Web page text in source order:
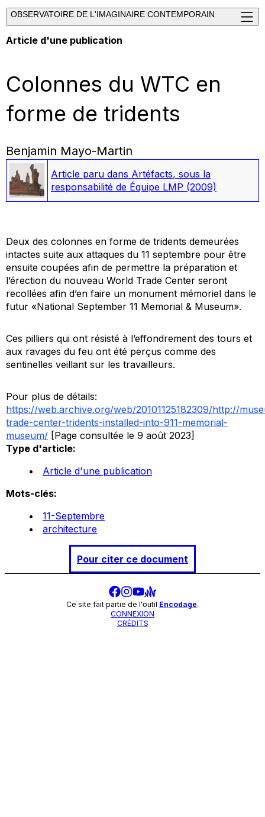
OBSERVATOIRE DE L'IMAGINAIRE CONTEMPORAIN
Article d'une publication
Colonnes du WTC en
forme de tridents
Benjamin Mayo-Martin
Article paru dans Artéfacts, sous la
responsabilité de Équipe LMP (2009)
Deux des colonnes en forme de tridents demeurées
intactes suite aux attaques du 11 septembre pour être
ensuite coupées afin de permettre la préparation et
l’érection du nouveau World Trade Center seront
recollées afin d’en faire un monument mémoriel dans le
futur «National September 11 Memorial & Museum».
Ces pilliers qui ont résisté à l’effondrement des tours et
aux ravages du feu ont été perçus comme des
sentinelles veillant sur les travailleurs.
Pour plus de détails:
https://web.archive.org/web/20101125182309/http://
trade-center-tridents-installed-into-911-memorial-
museum/ [Page consultée le 9 août 2023]
Type d'article:
Article d'une publication
Mots-clés:
11-Septembre
architecture
Pour citer ce document
Ce site fait partie de l'outil Encodage.
CONNEXION
CRÉDITS